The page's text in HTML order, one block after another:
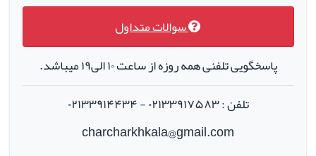
سوالات متداول
پاسخگویی تلفنی همه روزه از ساعت ۱۰ الی۱۹ میباشد.
تلفن : ۰۲۱۳۳۹۱۷۵۸۳ - ۰۲۱۳۳۹۱۴۴۳۴
charcharkhkala@gmail.com